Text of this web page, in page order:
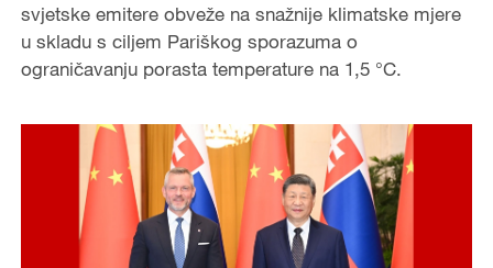
svjetske emitere obveže na snažnije klimatske mjere
u skladu s ciljem Pariškog sporazuma o
ograničavanju porasta temperature na 1,5 °C.